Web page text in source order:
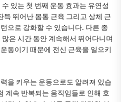
있는 첫 번째 운동 효과는 유연성
뜩 뛰어난 몸통 근육 그리고 상체 근
으로 강화할 수 있습니다. 다른 종
은 시간 동안 계속해서 뛰어다니며
동이기 때문에 전신 근육을 일으키
을 키우는 운동으로도 알려져 있습
계속 반복되는 움직임들로 인해 호